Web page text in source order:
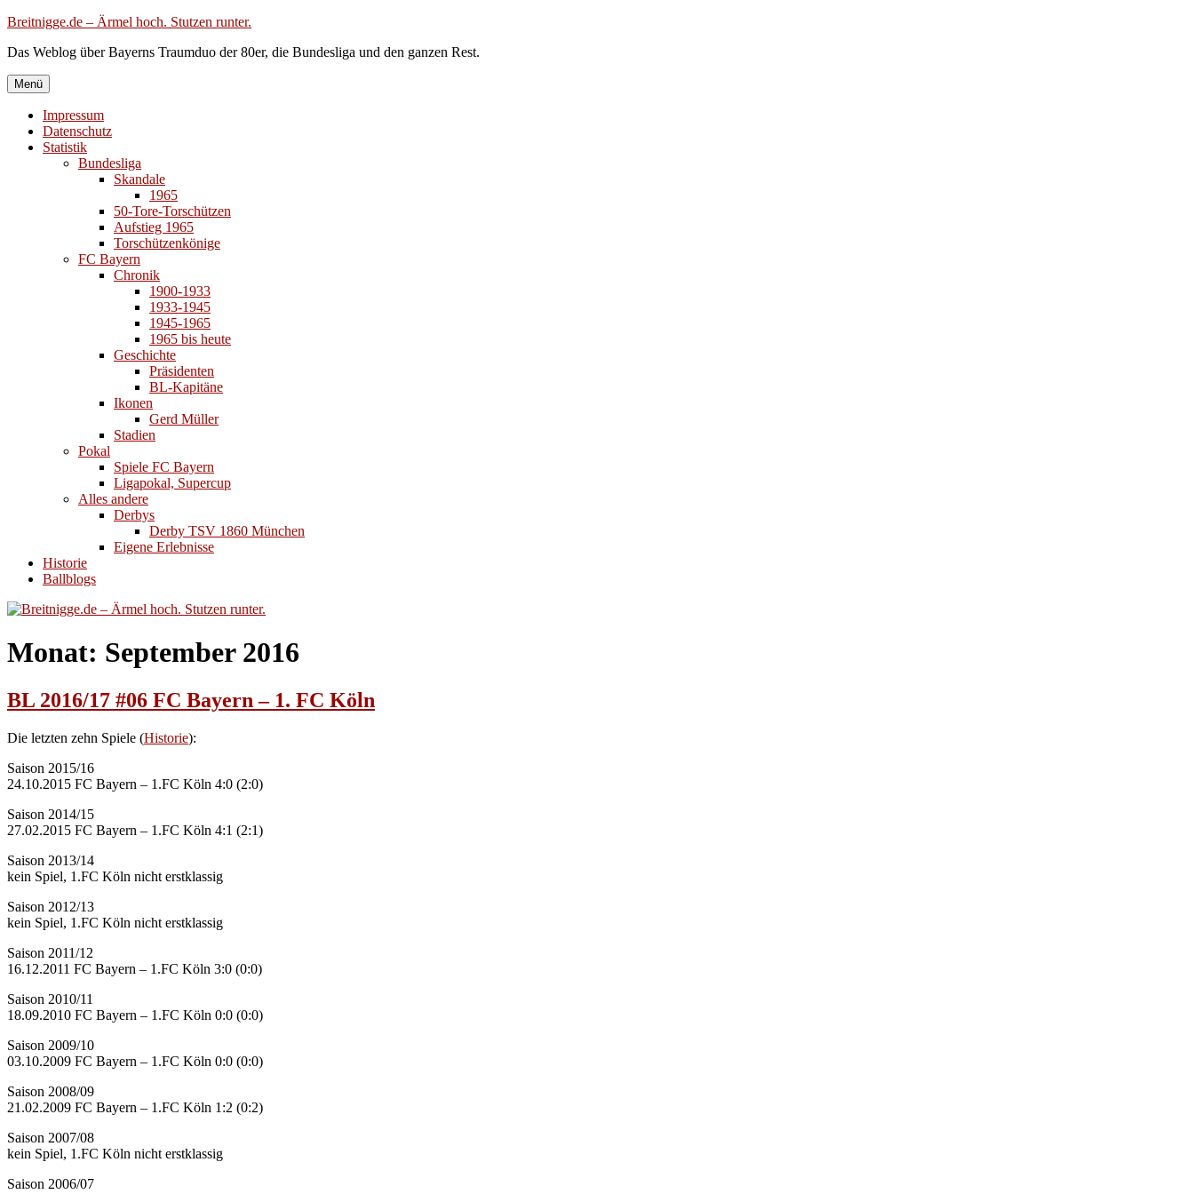
Zum
springen
Breitnigge.de – Ärmel hoch. Stutzen runter.
Das Weblog über Bayerns Traumduo der 80er, die Bundesliga und den ganzen Rest.
Menü
Impressum
Datenschutz
Statistik
Bundesliga
Skandale
1965
50-Tore-Torschützen
Aufstieg 1965
Torschützenkönige
FC Bayern
Chronik
1900-1933
1933-1945
1945-1965
1965 bis heute
Geschichte
Präsidenten
BL-Kapitäne
Ikonen
Gerd Müller
Stadien
Pokal
Spiele FC Bayern
Ligapokal, Supercup
Alles andere
Derbys
Derby TSV 1860 München
Eigene Erlebnisse
Historie
Ballblogs
Monat: September 2016
BL 2016/17 #06 FC Bayern – 1. FC Köln
Die letzten zehn Spiele (Historie):
Saison 2015/16
24.10.2015 FC Bayern – 1.FC Köln 4:0 (2:0)
Saison 2014/15
27.02.2015 FC Bayern – 1.FC Köln 4:1 (2:1)
Saison 2013/14
kein Spiel, 1.FC Köln nicht erstklassig
Saison 2012/13
kein Spiel, 1.FC Köln nicht erstklassig
Saison 2011/12
16.12.2011 FC Bayern – 1.FC Köln 3:0 (0:0)
Saison 2010/11
18.09.2010 FC Bayern – 1.FC Köln 0:0 (0:0)
Saison 2009/10
03.10.2009 FC Bayern – 1.FC Köln 0:0 (0:0)
Saison 2008/09
21.02.2009 FC Bayern – 1.FC Köln 1:2 (0:2)
Saison 2007/08
kein Spiel, 1.FC Köln nicht erstklassig
Saison 2006/07